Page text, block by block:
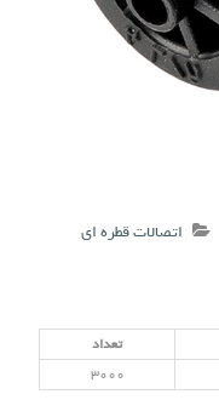
اتصالات قطره ای
تعداد
3000